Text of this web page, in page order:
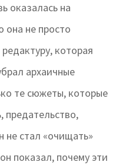
оказалась на
она не просто
которая
архаичные
те сюжеты, которые
предательство,
не стал «очищать»
показал, почему эти